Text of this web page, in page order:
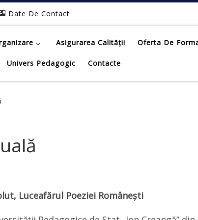
Date De Contact
Asigurarea Calității Oferta De
Univers Pedagogic Contacte
Luceafărul Poeziei Românești